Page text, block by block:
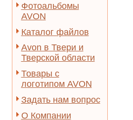
Фотоальбомы
AVON
Каталог файлов
Avon в Твери и
Тверской области
Товары с
логотипом AVON
Задать нам вопрос
О Компании